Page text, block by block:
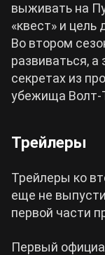
выживать на
«квест» и
Во втором
развиваться,
секретах из
убежища Волт-
Трейлеры
Трейлеры ко
еще не
первой части
Первый